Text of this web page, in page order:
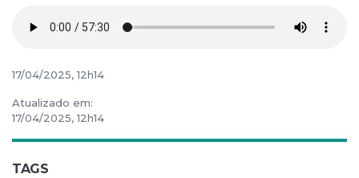
17/04/2025, 12h14
Atualizado em:
17/04/2025, 12h14
TAGS